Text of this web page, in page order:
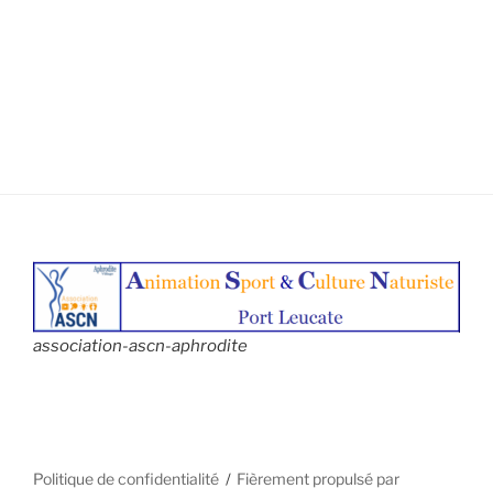
association-ascn-aphrodite
Politique de confidentialité Fièrement propulsé par